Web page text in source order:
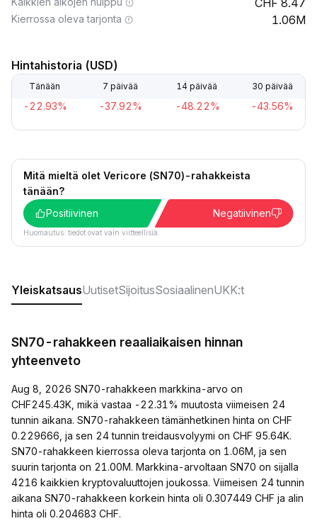
8.47
Kierrossa oleva tarjonta 1.06M
Hintahistoria (USD)
Tänään 7 päivää 14 päivää 30 päivää
-22.93% -37.92% -48.22% -43.56%
Mitä mieltä olet Vericore (SN70)-rahakkeista
tänään?
Positiivinen
Negatiivinen
Huomautus: tiedot ovat vain viitteellisiä.
YleiskatsausUutisetSijoitusSosiaalinenUKK:t
SN70-rahakkeen reaaliaikaisen hinnan
yhteenveto
Aug 8, 2026 SN70-rahakkeen markkina-arvo on
CHF245.43K, mikä vastaa -22.31% muutosta viimeisen 24
tunnin aikana. SN70-rahakkeen tämänhetkinen hinta on CHF
0.229666, ja sen 24 tunnin treidausvolyymi on CHF 95.64K.
SN70-rahakkeen kierrossa oleva tarjonta on 1.06M, ja sen
suurin tarjonta on 21.00M. Markkina-arvoltaan SN70 on sijalla
4216 kaikkien kryptovaluuttojen joukossa. Viimeisen 24 tunnin
aikana SN70-rahakkeen korkein hinta oli 0.307449 CHF ja alin
hinta oli 0.204683 CHF.